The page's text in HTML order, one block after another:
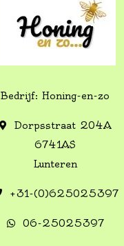
Bedrijf: Honing-en-zo
Dorpsstraat 204A
6741AS
Lunteren
+31-(0)625025397
06-25025397